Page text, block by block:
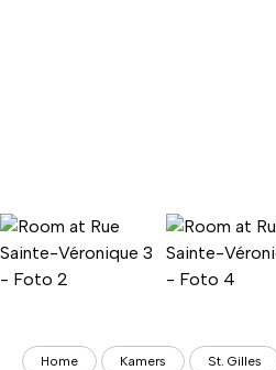
Home Kamers St. Gilles